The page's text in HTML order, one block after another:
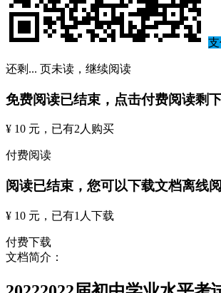
还剩 ... 页未读， 继续阅读
免费阅读已结束，点击付费阅读剩
¥ 10 元 ，已有2 人购买
付费阅读
阅读已结束，您可以下载文档离线
¥ 10 元 ，已有1 人下载
付费下载
文档简介：